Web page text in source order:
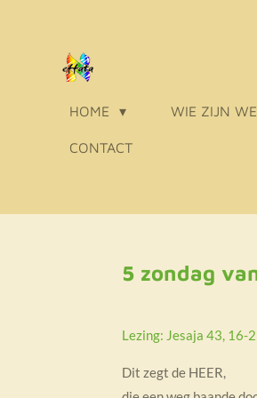
hoofdinhoudHOME WIE ZIJN WE
CONTACT
5 zondag
Lezing: Jesaja 43, 16-
Dit zegt de HEER,